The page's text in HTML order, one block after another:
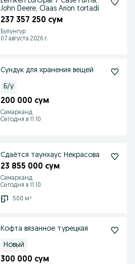
John Deere, Claas Arion tortadi
237 357 250 сум
Булунгур
07 августа 2026 г.
Сундук для хранения вещей
Б/у
200 000 сум
Самарканд
Сегодня в 11:10
Сдаётся таунхаус Некрасова
23 855 000 сум
Самарканд
Сегодня в 11:10
500 м²
Кофта вязанное турецкая
Новый
300 000 сум